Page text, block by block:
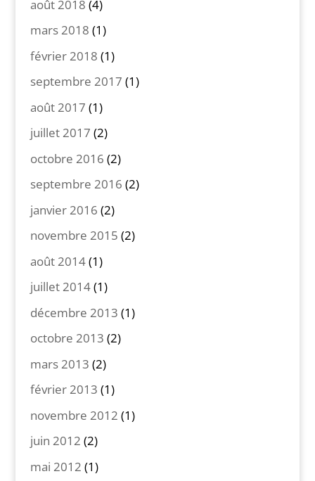
août 2018 (4)
mars 2018 (1)
février 2018 (1)
septembre 2017 (1)
août 2017 (1)
juillet 2017 (2)
octobre 2016 (2)
septembre 2016 (2)
janvier 2016 (2)
novembre 2015 (2)
août 2014(1)
juillet 2014(1)
décembre 2013 (1)
octobre 2013 (2)
mars 2013 (2)
février 2013 (1)
novembre 2012 (1)
juin 2012 (2)
mai 2012 (1)